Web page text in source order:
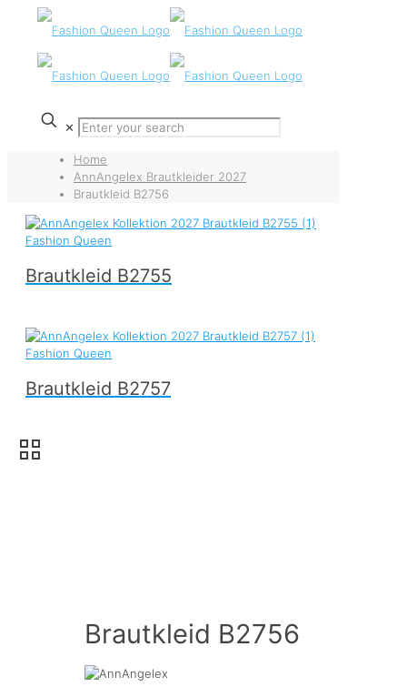
✕
Home
AnnAngelex Brautkleider 2027
Brautkleid B2756
Brautkleid B2755
Brautkleid B2757
Brautkleid B2756